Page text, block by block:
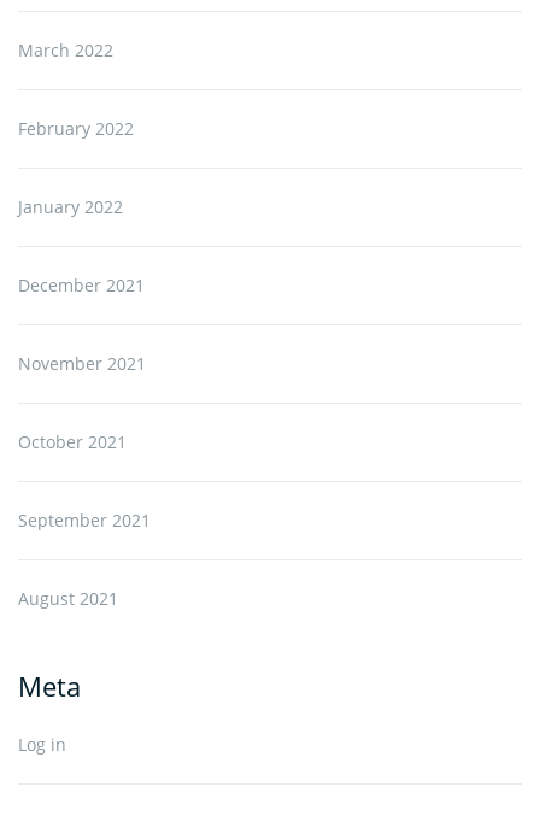
March 2022
February 2022
January 2022
December 2021
November 2021
October 2021
September 2021
August 2021
Meta
Log in